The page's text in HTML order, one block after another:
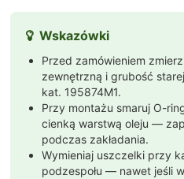
 Wskazówki
Przed zamówieniem
zewnętrzną i grubość
kat. 195874M1.
Przy montażu smaruj O-
cienką warstwą oleju —
podczas zakładania.
Wymieniaj uszczelki przy
podzespołu — nawet jeśli